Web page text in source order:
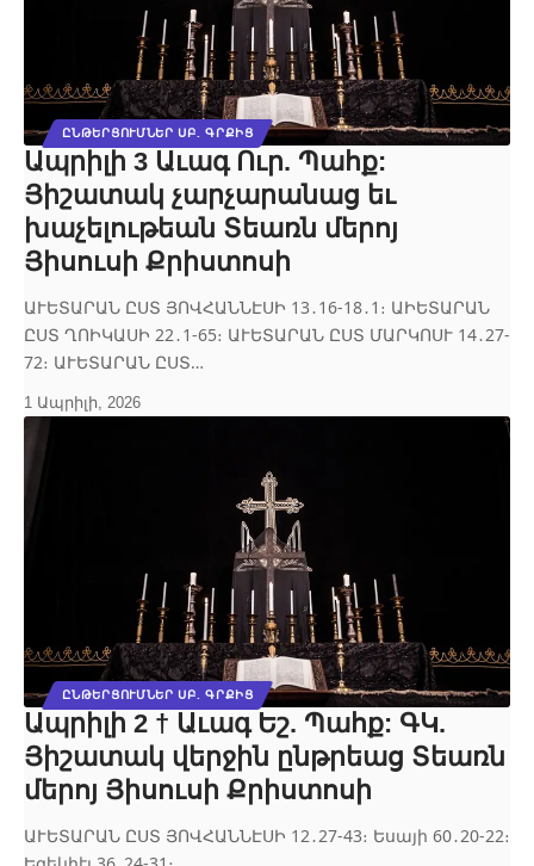
ԸՆԹԵՐՑՈՒՄՆԵՐ ՍԲ. ԳՐՔԻՑ
Ապրիլի 3 Աւագ Ուր. Պահք:
Յիշատակ չարչարանաց եւ
խաչելութեան Տեառն մերոյ
Յիսուսի Քրիստոսի
ԱՒԵՏԱՐԱՆ ԸՍՏ ՅՈՎՀԱՆՆԷՍԻ 13․16‐18․1։ ԱԻԵՏԱՐԱՆ
ԸՍՏ ՂՈԻԿԱՍԻ 22․1‐65։ ԱՒԵՏԱՐԱՆ ԸՍՏ ՄԱՐԿՈՍՒ 14․27‐
72։ ԱՒԵՏԱՐԱՆ ԸՍՏ…
1 Ապրիլի, 2026
ԸՆԹԵՐՑՈՒՄՆԵՐ ՍԲ. ԳՐՔԻՑ
Ապրիլի 2 † Աւագ Եշ. Պահք: ԳԿ.
Յիշատակ վերջին ընթրեաց Տեառն
մերոյ Յիսուսի Քրիստոսի
ԱՒԵՏԱՐԱՆ ԸՍՏ ՅՈՎՀԱՆՆԷՍԻ 12․27‐43։ Եսայի 60․20‐22։